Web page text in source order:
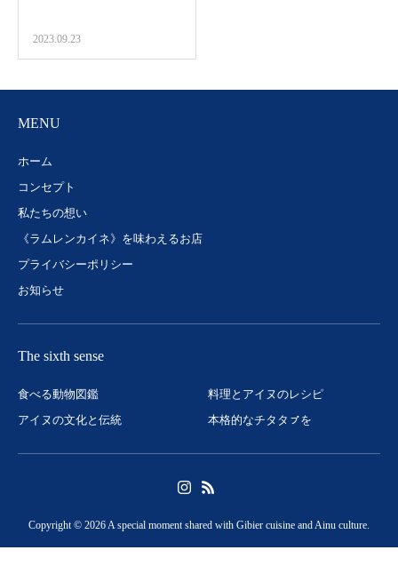
2023.09.23
MENU
ホーム
コンセプト
私たちの想い
《ラムレンカイネ》を味わえるお店
プライバシーポリシー
お知らせ
The sixth sense
食べる動物図鑑
料理とアイヌのレシピ
アイヌの文化と伝統
本格的なチタタㇷ゚を
Copyright © 2026 A special moment shared with Gibier cuisine and Ainu culture.